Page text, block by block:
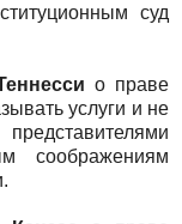
суд
о праве
услуги и не
соображениям